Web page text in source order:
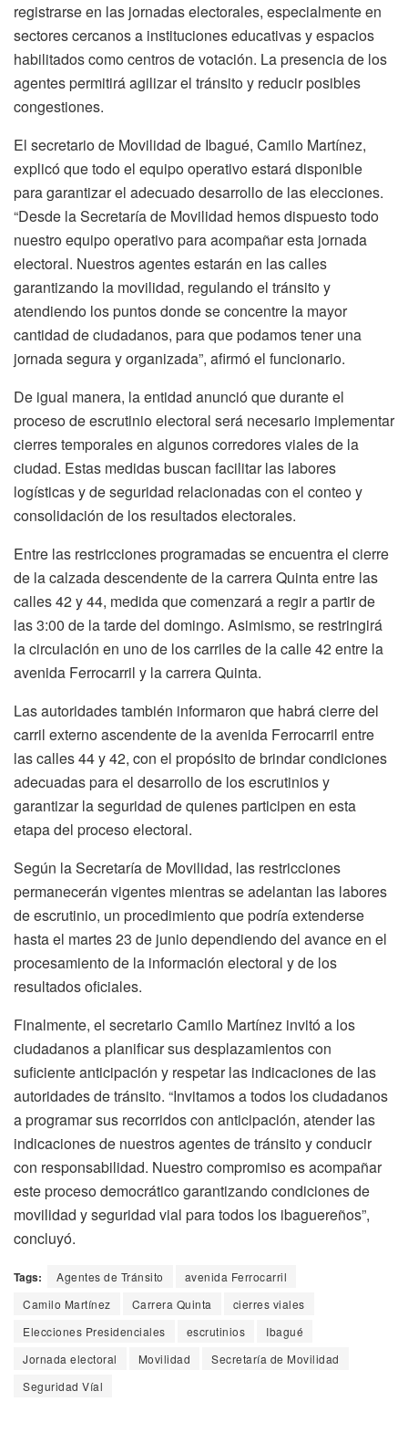
registrarse en las jornadas electorales, especialmente en
sectores cercanos a instituciones educativas y espacios
habilitados como centros de votación. La presencia de los
agentes permitirá agilizar el tránsito y reducir posibles
congestiones.
El secretario de Movilidad de Ibagué, Camilo Martínez,
explicó que todo el equipo operativo estará disponible
para garantizar el adecuado desarrollo de las elecciones.
“Desde la Secretaría de Movilidad hemos dispuesto todo
nuestro equipo operativo para acompañar esta jornada
electoral. Nuestros agentes estarán en las calles
garantizando la movilidad, regulando el tránsito y
atendiendo los puntos donde se concentre la mayor
cantidad de ciudadanos, para que podamos tener una
jornada segura y organizada”, afirmó el funcionario.
De igual manera, la entidad anunció que durante el
proceso de escrutinio electoral será necesario implementar
cierres temporales en algunos corredores viales de la
ciudad. Estas medidas buscan facilitar las labores
logísticas y de seguridad relacionadas con el conteo y
consolidación de los resultados electorales.
Entre las restricciones programadas se encuentra el cierre
de la calzada descendente de la carrera Quinta entre las
calles 42 y 44, medida que comenzará a regir a partir de
las 3:00 de la tarde del domingo. Asimismo, se restringirá
la circulación en uno de los carriles de la calle 42 entre la
avenida Ferrocarril y la carrera Quinta.
Las autoridades también informaron que habrá cierre del
carril externo ascendente de la avenida Ferrocarril entre
las calles 44 y 42, con el propósito de brindar condiciones
adecuadas para el desarrollo de los escrutinios y
garantizar la seguridad de quienes participen en esta
etapa del proceso electoral.
Según la Secretaría de Movilidad, las restricciones
permanecerán vigentes mientras se adelantan las labores
de escrutinio, un procedimiento que podría extenderse
hasta el martes 23 de junio dependiendo del avance en el
procesamiento de la información electoral y de los
resultados oficiales.
Finalmente, el secretario Camilo Martínez invitó a los
ciudadanos a planificar sus desplazamientos con
suficiente anticipación y respetar las indicaciones de las
autoridades de tránsito. “Invitamos a todos los ciudadanos
a programar sus recorridos con anticipación, atender las
indicaciones de nuestros agentes de tránsito y conducir
con responsabilidad. Nuestro compromiso es acompañar
este proceso democrático garantizando condiciones de
movilidad y seguridad vial para todos los ibaguereños”,
concluyó.
Tags: Agentes de Tránsito
avenida Ferrocarril
Camilo Martínez
Carrera Quinta
cierres viales
Elecciones Presidenciales
escrutinios
Ibagué
Jornada electoral
Movilidad
Secretaría de Movilidad
Seguridad Víal